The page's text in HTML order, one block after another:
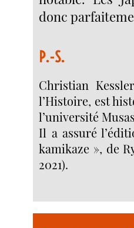
donc
P.-S.
Christian
l’Histoire, est
l’université
Il a assuré
kamikaze », de
2021).